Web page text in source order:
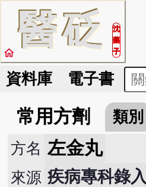
醫砭
沈
藥
子
home
資料庫 電子書
常用方劑 類別
方名 左金丸
來源 疾病專科錄入